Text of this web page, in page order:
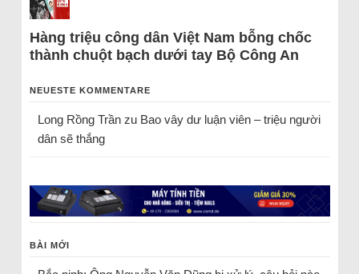
Hàng triệu công dân Việt Nam bỗng chốc
thành chuột bạch dưới tay Bộ Công An
NEUESTE KOMMENTARE
Long Rồng Trầnzu Bao vây dư luận viên – triệu người
dân sẽ thắng
BÀI MỚI